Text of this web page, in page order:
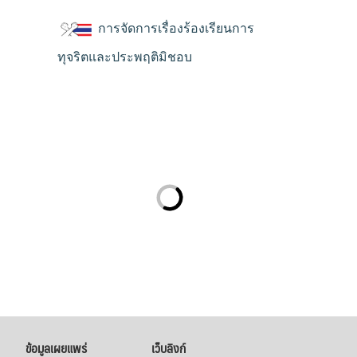
การจัดการเรื่องร้องเรียนการ
ทุจริตและประพฤติมิชอบ
ข้อมูลเผยแพร่ เว็บลิงก์